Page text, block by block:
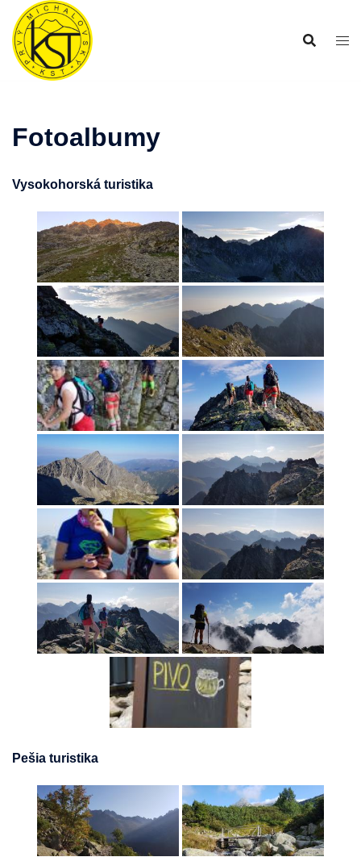
Preskočiť
obsah
Fotoalbumy
Vysokohorská turistika
Pešia turistika